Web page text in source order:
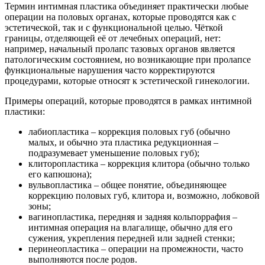
Термин интимная пластика объединяет практически любые
операции на половых органах, которые проводятся как с
эстетической, так и с функциональной целью. Чёткой
границы, отделяющей её от лечебных операций, нет:
например, начальный пролапс тазовых органов является
патологическим состоянием, но возникающие при пролапсе
функциональные нарушения часто корректируются
процедурами, которые относят к эстетической гинекологии.
Примеры операций, которые проводятся в рамках интимной
пластики:
лабиопластика – коррекция половых губ (обычно
малых, и обычно эта пластика редукционная –
подразумевает уменьшение половых губ);
клиторопластика – коррекция клитора (обычно только
его капюшона);
вульвопластика – общее понятие, объединяющее
коррекцию половых губ, клитора и, возможно, лобковой
зоны;
вагинопластика, передняя и задняя кольпоррафия –
интимная операция на влагалище, обычно для его
сужения, укрепления передней или задней стенки;
перинеопластика – операции на промежности, часто
выполняются после родов.